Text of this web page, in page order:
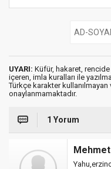
UYARI: Küfür, hakaret,
içeren, imla kuralları ile
Türkçe karakter
onaylanmamaktadır.
1 Yorum